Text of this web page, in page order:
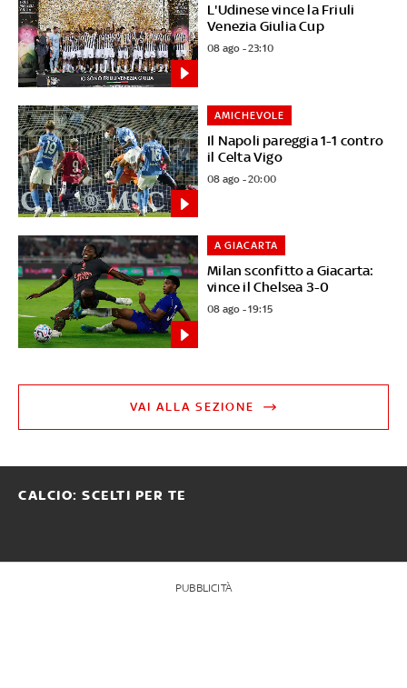
L'Udinese vince la Friuli
Venezia Giulia Cup
08 ago - 23:10
Il Napoli pareggia 1-1 contro
il Celta Vigo
AMICHEVOLE
08 ago - 20:00
Milan sconfitto a Giacarta:
vince il Chelsea 3-0
A GIACARTA
08 ago - 19:15
VAI ALLA SEZIONE
CALCIO: SCELTI PER TE
PUBBLICITÀ